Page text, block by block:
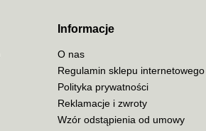
ADATA
Informacje
O nas
Regulamin sklepu internetowego
Polityka prywatności
Reklamacje i zwroty
Wzór odstąpienia od umowy